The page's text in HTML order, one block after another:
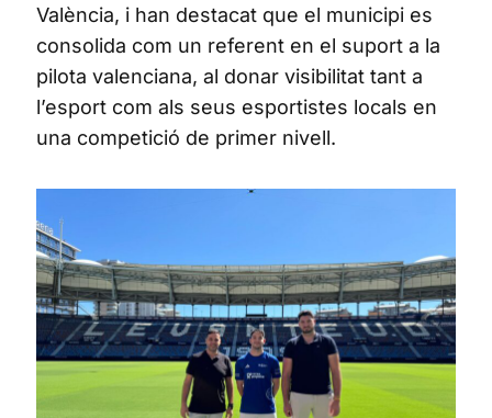
València, i han destacat que el municipi es
consolida com un referent en el suport a la
pilota valenciana, al donar visibilitat tant a
l’esport com als seus esportistes locals en
una competició de primer nivell.